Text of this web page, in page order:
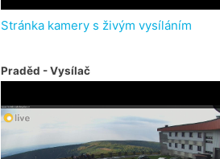
Stránka kamery s živým vysíláním
Praděd - Vysílač